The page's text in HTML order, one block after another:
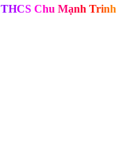
THCS Chu Mạnh Trinh